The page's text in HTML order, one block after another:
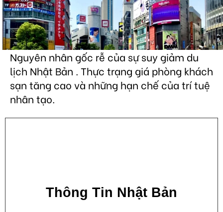
Nguyên nhân gốc rễ của sự suy giảm du
lịch Nhật Bản . Thực trạng giá phòng khách
sạn tăng cao và những hạn chế của trí tuệ
nhân tạo.
Thông Tin Nhật Bản